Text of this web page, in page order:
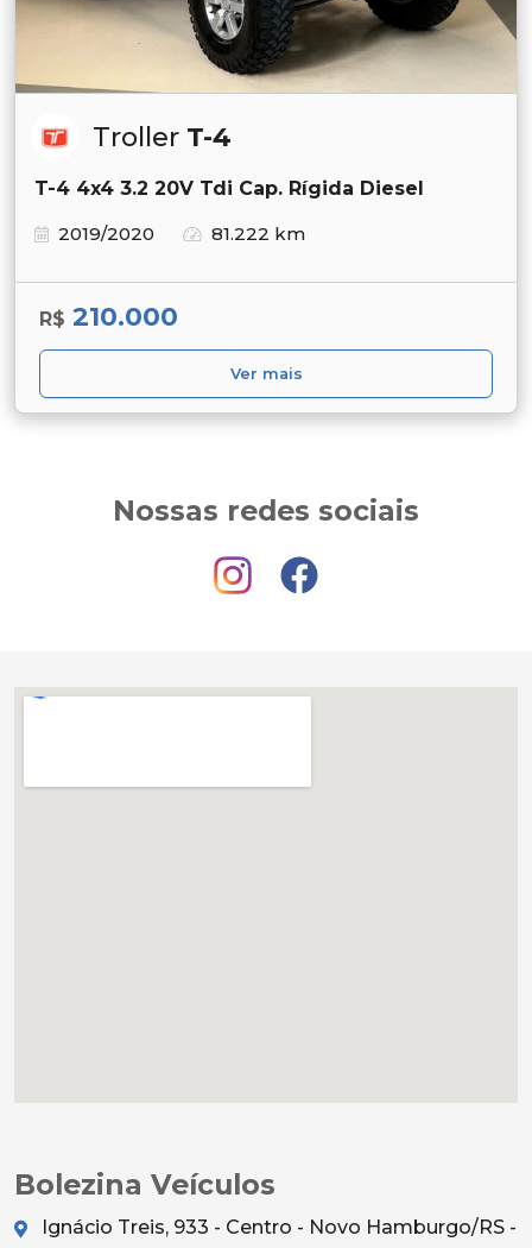
Troller T-4
T-4 4x4 3.2 20V Tdi Cap. Rígida Diesel
2019/2020
81.222 km
R$ 210.000
Ver mais
Nossas redes sociais
Bolezina Veículos
Ignácio Treis, 933 - Centro - Novo Hamburgo/RS -